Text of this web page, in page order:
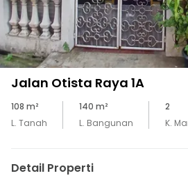
Jalan Otista Raya 1A
108 m²
L. Tanah
140 m²
L. Bangunan
2
K.
Detail Properti